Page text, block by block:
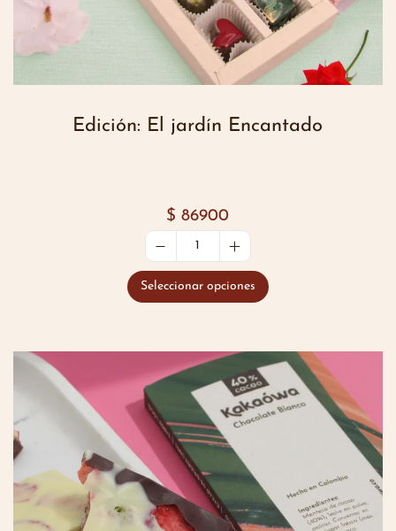
Edición: El jardín Encantado
$ 86900
Seleccionar opciones